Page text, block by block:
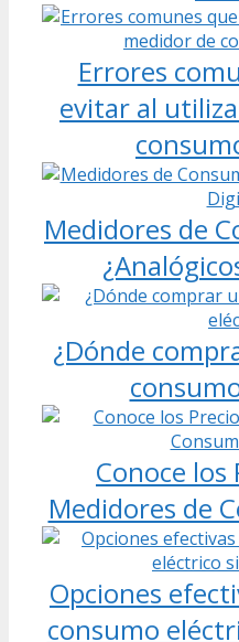
Errores
evitar al
Medidores de
¿Dónde
Conoce los
Medidores de
Opciones
consumo